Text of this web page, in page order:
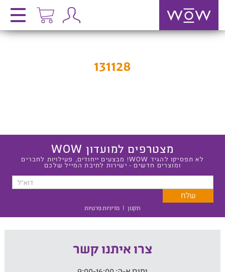
131128
מצטרפים למועדון WOW
לא תפסיקו להגיד WOW! מבצעים ייחודים, פעילויות לחברים
ומוצרים חדשים - ישירות לתיבת המייל שלכם
תקנון | מדיניות פרטיות
צרו איתנו קשר